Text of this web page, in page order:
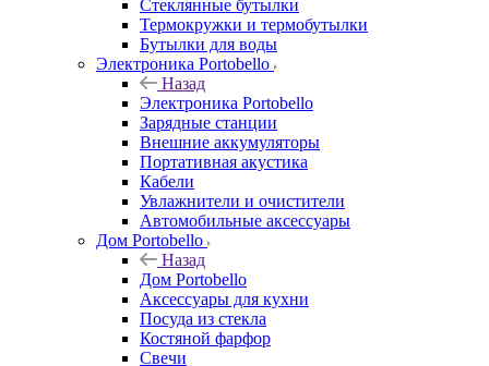
Стеклянные бутылки
Термокружки и термобутылки
Бутылки для воды
Электроника Portobello
Назад
Электроника Portobello
Зарядные станции
Внешние аккумуляторы
Портативная акустика
Кабели
Увлажнители и очистители
Автомобильные аксессуары
Дом Portobello
Назад
Дом Portobello
Аксессуары для кухни
Посуда из стекла
Костяной фарфор
Свечи